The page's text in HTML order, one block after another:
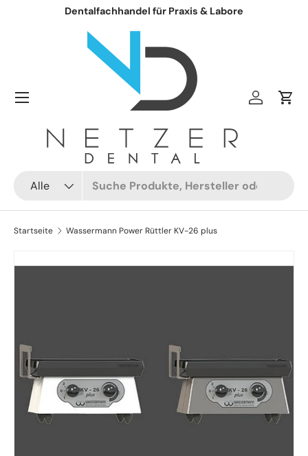
Dentalfachhandel für Praxis & Labore
Alle
Einloggen
Startseite Wassermann Power Rüttler KV-26 plus